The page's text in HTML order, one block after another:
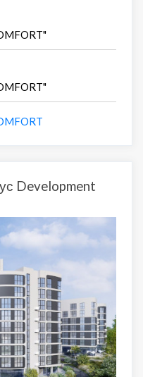
Development